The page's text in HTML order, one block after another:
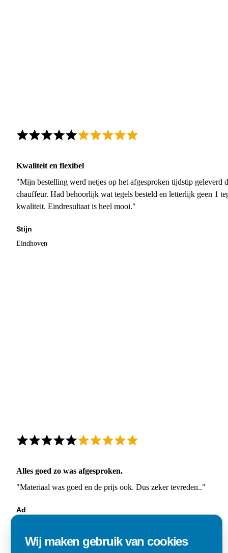
Kwaliteit en flexibel
"Mijn bestelling werd netjes op het afgesproken tijdstip geleverd
chauffeur. Had behoorlijk wat tegels besteld en letterlijk geen 1
kwaliteit. Eindresultaat is heel mooi."
Stijn
Eindhoven
Alles goed zo was afgesproken.
"Materiaal was goed en de prijs ook. Dus zeker tevreden.."
Ad
Wij maken gebruik van cookies